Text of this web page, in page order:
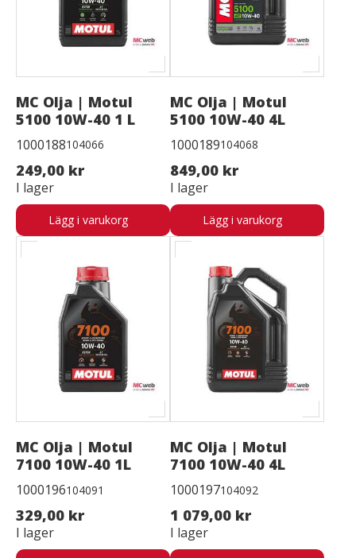
MC Olja | Motul
5100 10W-40 1 L
1000188104066
249,00 kr
I lager
Lägg i varukorg
MC Olja | Motul
5100 10W-40 4L
1000189104068
849,00 kr
I lager
Lägg i varukorg
MC Olja | Motul
7100 10W-40 1L
1000196104091
329,00 kr
I lager
MC Olja | Motul
7100 10W-40 4L
1000197104092
1 079,00 kr
I lager